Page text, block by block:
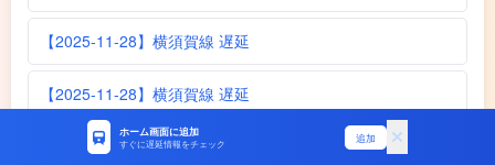
【2025-11-28】横須賀線 遅延
【2025-11-28】横須賀線 遅延
【2025-11-27】横須賀線 遅延
ホーム画面に追加
すぐに遅延情報をチェック 追加